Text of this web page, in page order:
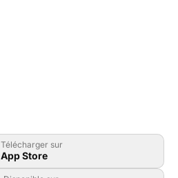
Télécharger sur
App Store